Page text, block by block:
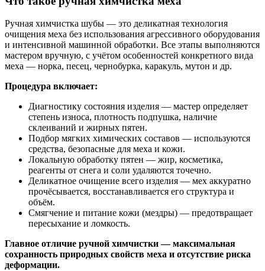
Ручная химчистка шубы — это деликатная технология
очищения меха без использования агрессивного оборудования
и интенсивной машинной обработки. Все этапы выполняются
мастером вручную, с учётом особенностей конкретного вида
меха — норка, песец, чернобурка, каракуль, мутон и др.
Процедура включает:
Диагностику состояния изделия — мастер определяет
степень износа, плотность подпушка, наличие
склеиваний и жирных пятен.
Подбор мягких химических составов — используются
средства, безопасные для меха и кожи.
Локальную обработку пятен — жир, косметика,
реагенты от снега и соли удаляются точечно.
Деликатное очищение всего изделия — мех аккуратно
прочёсывается, восстанавливается его структура и
объём.
Смягчение и питание кожи (мездры) — предотвращает
пересыхание и ломкость.
Главное отличие ручной химчистки — максимальная
сохранность природных свойств меха и отсутствие риска
деформации.